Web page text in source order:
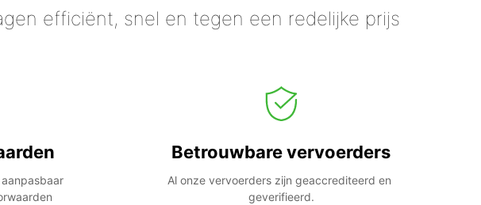
efficiënt, snel en tegen een redelijke prijs
Betrouwbare vervoerders
Al onze vervoerders zijn geaccrediteerd en
geverifieerd.